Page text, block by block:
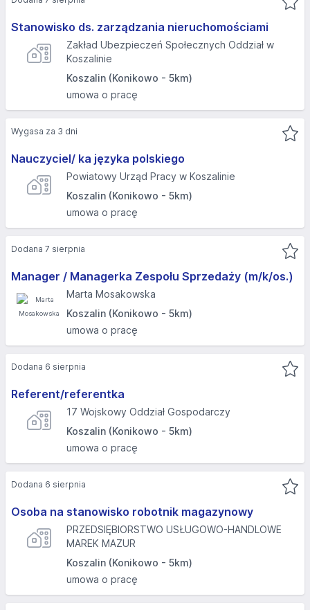
Stanowisko ds. zarządzania nieruchomościami
Zakład Ubezpieczeń Społecznych Oddział w
Koszalinie
Koszalin (Konikowo - 5km)
umowa o pracę
Nauczyciel/ ka języka polskiego
Powiatowy Urząd Pracy w Koszalinie
Koszalin (Konikowo - 5km)
umowa o pracę
Wygasa za 3 dni
Manager / Managerka Zespołu Sprzedaży (m/k/os.)
Marta Mosakowska
Koszalin (Konikowo - 5km)
umowa o pracę
Dodana 7 sierpnia
Referent/referentka
17 Wojskowy Oddział Gospodarczy
Koszalin (Konikowo - 5km)
umowa o pracę
Dodana 6 sierpnia
Osoba na stanowisko robotnik magazynowy
PRZEDSIĘBIORSTWO USŁUGOWO-HANDLOWE
MAREK MAZUR
Koszalin (Konikowo - 5km)
umowa o pracę
Dodana 6 sierpnia